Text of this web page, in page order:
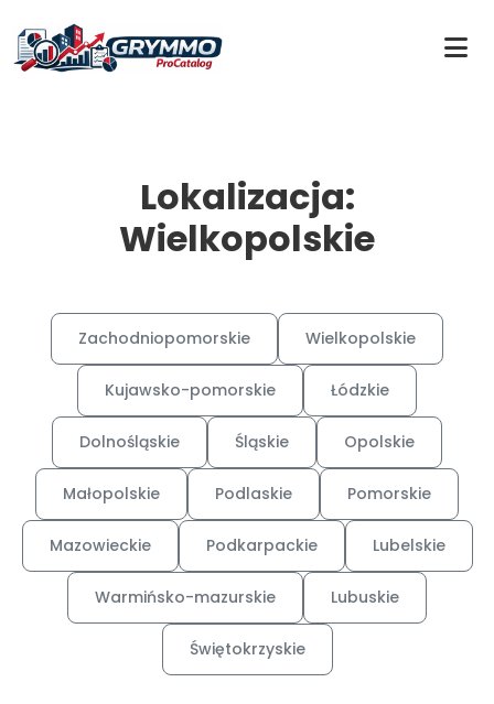
Lokalizacja:
Wielkopolskie
Zachodniopomorskie Wielkopolskie
Kujawsko-pomorskie Łódzkie
Dolnośląskie Śląskie Opolskie
Małopolskie Podlaskie Pomorskie
Mazowieckie Podkarpackie Lubelskie
Warmińsko-mazurskie Lubuskie
Świętokrzyskie